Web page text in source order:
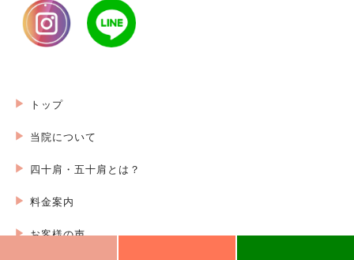
トップ
当院について
四十肩・五十肩とは？
料金案内
お客様の声